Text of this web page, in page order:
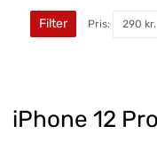
iPhone 12
Filter Pris: 290 kr.